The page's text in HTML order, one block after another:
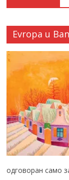
Evropa u
одговоран само